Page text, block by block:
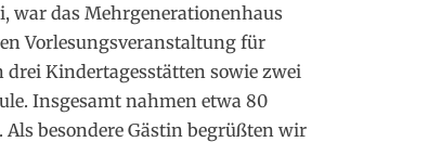
war das Mehrgenerationenhaus
Vorlesungsveranstaltung für
drei Kindertagesstätten sowie zwei
Insgesamt nahmen etwa 80
besondere Gästin begrüßten wir